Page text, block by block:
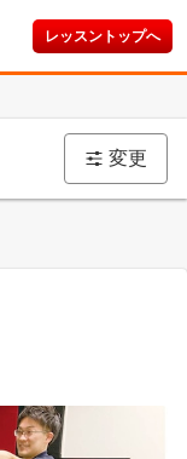
レッスントップへ
変更